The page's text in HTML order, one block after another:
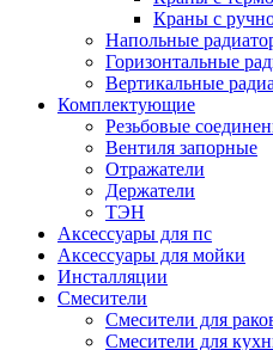
Краны с
Напольные
Горизонтальные
Вертикальные
Комплектующие
Резьбовые
Вентиля запорные
Отражатели
Держатели
ТЭН
Аксессуары для пс
Аксессуары для мойки
Инсталляции
Смесители
Смесители для
Смесители для